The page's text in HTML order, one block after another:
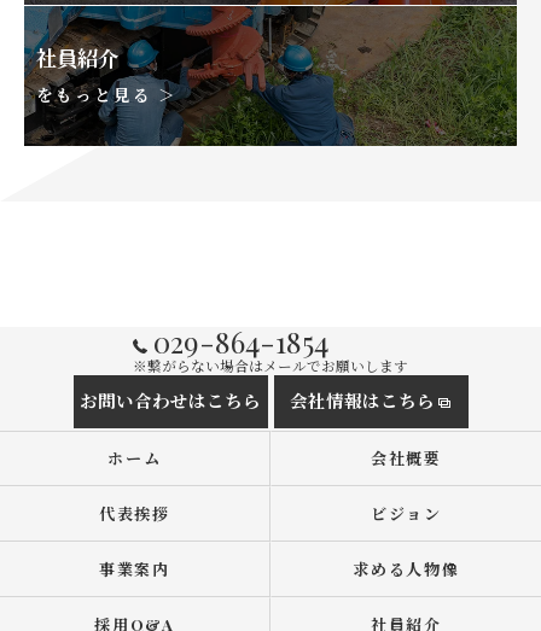
社員紹介
をもっと見る ＞
029-864-1854
※繋がらない場合はメールでお願いします
お問い合わせはこちら 会社情報はこちら
ホーム 会社概要
代表挨拶 ビジョン
事業案内 求める人物像
採用Q&A 社員紹介